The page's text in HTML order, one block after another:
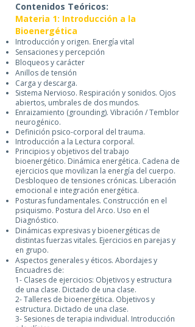
Contenidos Teóricos:
Materia 1: Introducción a la
Bioenergética
Introducción y origen. Energía vital
Sensaciones y percepción
Bloqueos y carácter
Anillos de tensión
Carga y descarga.
Sistema Nervioso. Respiración y sonidos. Ojos
abiertos, umbrales de dos mundos.
Enraizamiento (grounding). Vibración / Temblor
neurogénico.
Definición psico-corporal del trauma.
Introducción a la Lectura corporal.
Principios y objetivos del trabajo
bioenergético. Dinámica energética. Cadena de
ejercicios que movilizan la energía del cuerpo.
Desbloqueo de tensiones crónicas. Liberación
emocional e integración energética.
Posturas fundamentales. Construcción en el
psiquismo. Postura del Arco. Uso en el
Diagnóstico.
Dinámicas expresivas y bioenergéticas de
distintas fuerzas vitales. Ejercicios en parejas y
en grupo.
Aspectos generales y éticos. Abordajes y
Encuadres de:
1- Clases de ejercicios: Objetivos y estructura
de una clase. Dictado de una clase.
2- Talleres de bioenergética. Objetivos y
estructura. Dictado de una clase.
3- Sesiones de terapia individual. Introducción